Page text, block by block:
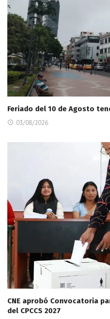
Feriado del 10 de Agosto
03/08/2026
CNE aprobó Convocatoria
del CPCCS 2027